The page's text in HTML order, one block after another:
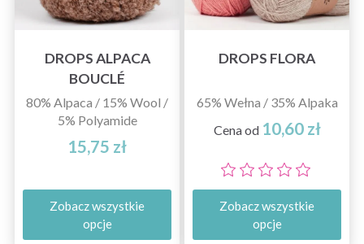
DROPS ALPACA
BOUCLÉ
80% Alpaca / 15% Wool /
5% Polyamide
15,75 zł
Zobacz wszystkie
opcje
DROPS FLORA
65% Wełna / 35% Alpaka
Cena od 10,60 zł
Zobacz wszystkie
opcje